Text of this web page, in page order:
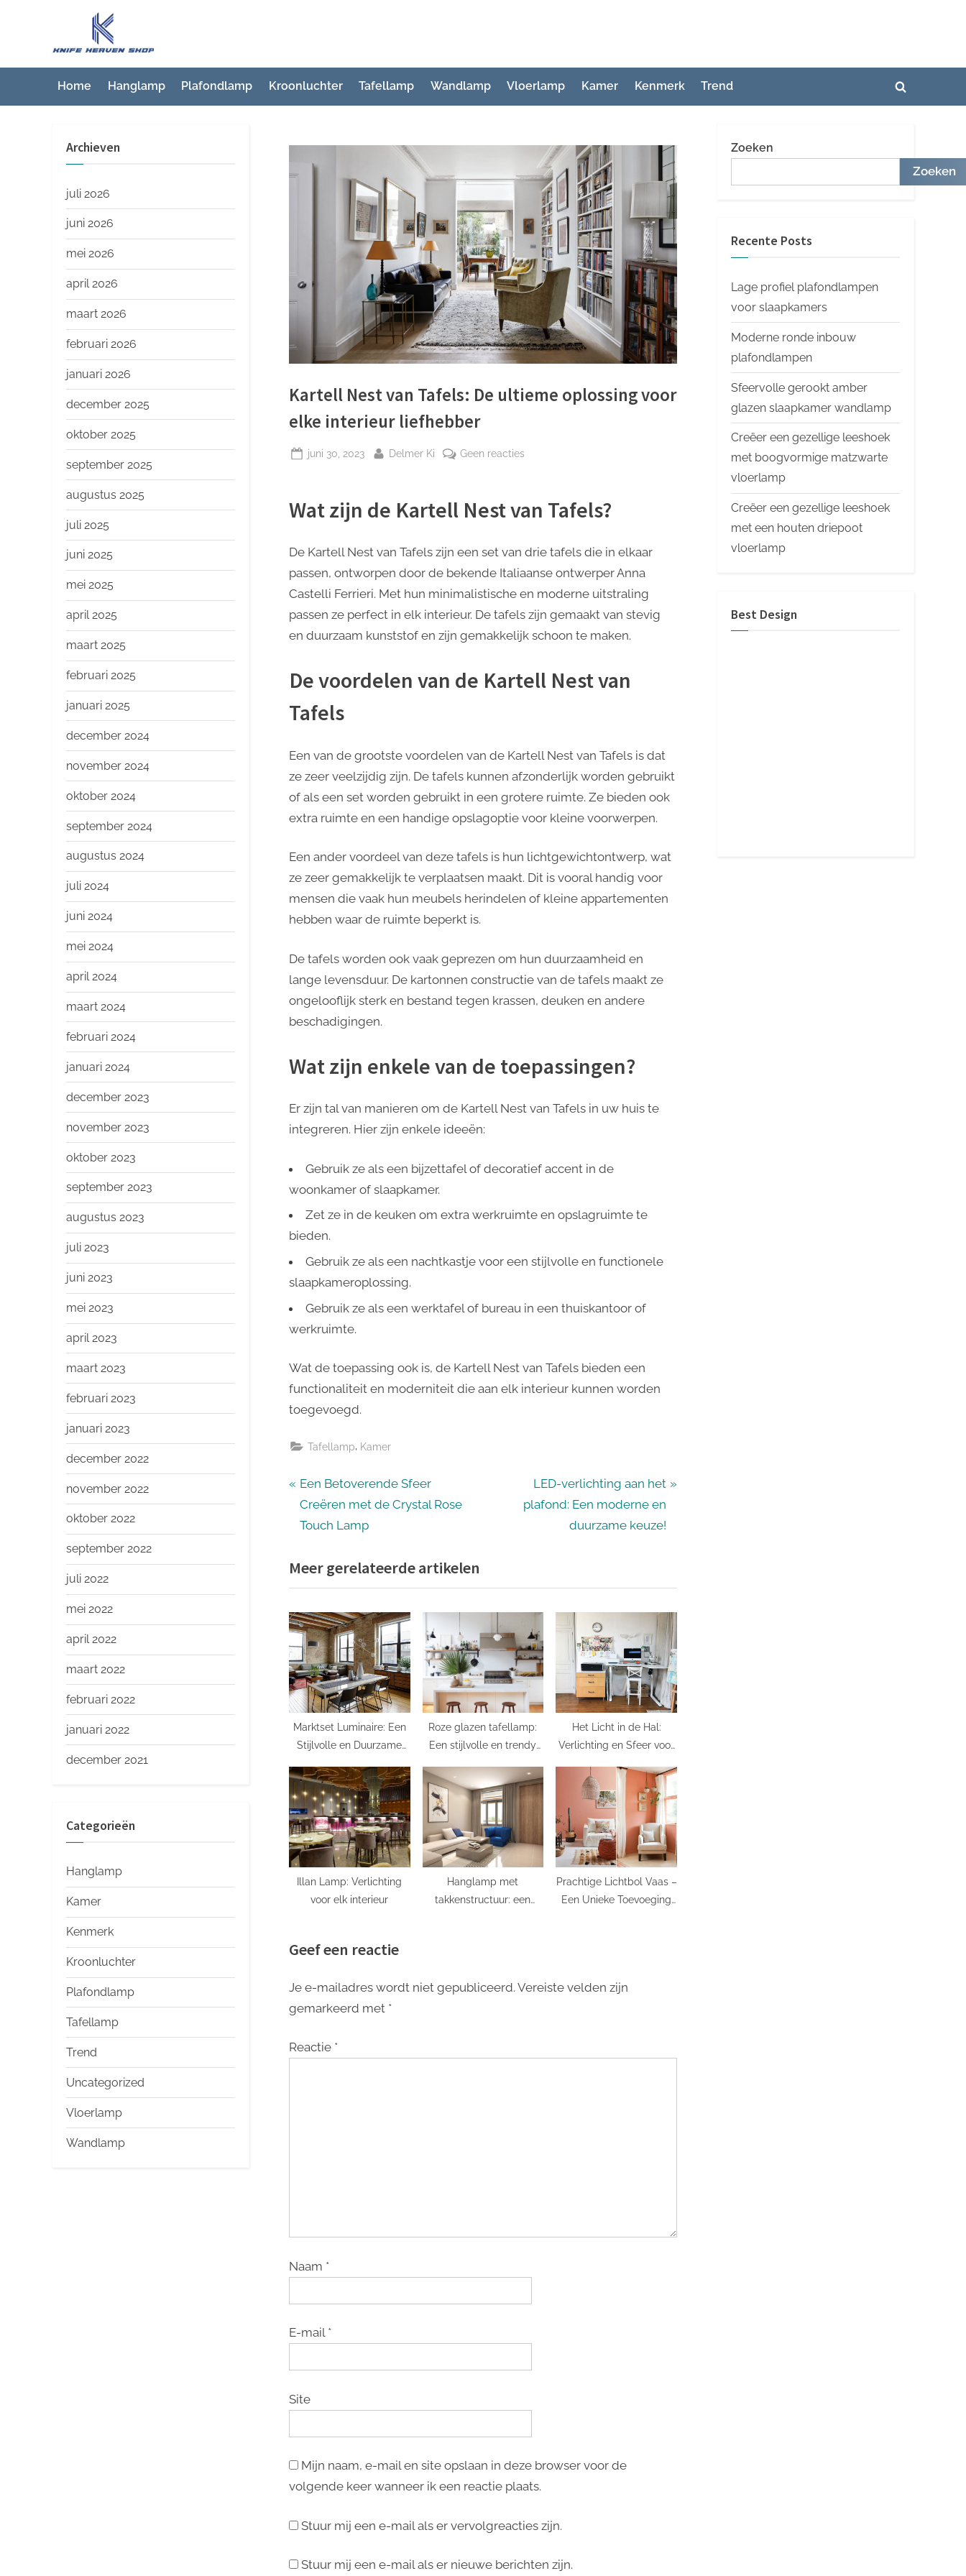
inhoud
K
n
i
f
e
h
Home Hanglamp Plafondlamp Kroonluchter Tafellamp Wandlamp Vloerlamp Kamer Kenmerk Trend
Toggle
Kartell Nest van Tafels: De ultieme oplossing voor
elke interieur liefhebber
Geplaatst
juni 30, 2023 Door
Delmer Ki Geen reacties
van
ultieme
oplossing
voor
elke
interieur
Wat zijn de Kartell Nest van Tafels?
De Kartell Nest van Tafels zijn een set van drie tafels die in elkaar
passen, ontworpen door de bekende Italiaanse ontwerper Anna
Castelli Ferrieri. Met hun minimalistische en moderne uitstraling
passen ze perfect in elk interieur. De tafels zijn gemaakt van stevig
en duurzaam kunststof en zijn gemakkelijk schoon te maken.
De voordelen van de Kartell Nest van
Tafels
Een van de grootste voordelen van de Kartell Nest van Tafels is dat
ze zeer veelzijdig zijn. De tafels kunnen afzonderlijk worden gebruikt
of als een set worden gebruikt in een grotere ruimte. Ze bieden ook
extra ruimte en een handige opslagoptie voor kleine voorwerpen.
Een ander voordeel van deze tafels is hun lichtgewichtontwerp, wat
ze zeer gemakkelijk te verplaatsen maakt. Dit is vooral handig voor
mensen die vaak hun meubels herindelen of kleine appartementen
hebben waar de ruimte beperkt is.
De tafels worden ook vaak geprezen om hun duurzaamheid en
lange levensduur. De kartonnen constructie van de tafels maakt ze
ongelooflijk sterk en bestand tegen krassen, deuken en andere
beschadigingen.
Wat zijn enkele van de toepassingen?
Er zijn tal van manieren om de Kartell Nest van Tafels in uw huis te
integreren. Hier zijn enkele ideeën:
Gebruik ze als een bijzettafel of decoratief accent in de
woonkamer of slaapkamer.
Zet ze in de keuken om extra werkruimte en opslagruimte te
bieden.
Gebruik ze als een nachtkastje voor een stijlvolle en functionele
slaapkameroplossing.
Gebruik ze als een werktafel of bureau in een thuiskantoor of
werkruimte.
Wat de toepassing ook is, de Kartell Nest van Tafels bieden een
functionaliteit en moderniteit die aan elk interieur kunnen worden
toegevoegd.
Tafellamp Kamer
Bericht
navigatie
P
r
e
i
o
s
P
o
s
t
:
Een Betoverende Sfeer
Creëren met de Crystal Rose
Touch Lamp
N
e
o
t
:
LED-verlichting aan het
plafond: Een moderne en
duurzame keuze!
Meer gerelateerde artikelen
Marktset Luminaire: Een
Stijlvolle en Duurzame
Roze glazen tafellamp:
Een stijlvolle en trendy
interieur
Het Licht in de Hal:
Verlichting en Sfeer voor
Illan Lamp: Verlichting
voor elk interieur
Hanglamp met
takkenstructuur: een
Prachtige Lichtbol Vaas –
Een Unieke Toevoeging
Geef een reactie
Je e-mailadres wordt niet gepubliceerd. Vereiste velden zijn
gemarkeerd met *
Reactie *
Naam *
E-mail *
Site
Mijn naam, e-mail en site opslaan in deze browser voor de
volgende keer wanneer ik een reactie plaats.
Stuur mij een e-mail als er vervolgreacties zijn.
Stuur mij een e-mail als er nieuwe berichten zijn.
Archieven
juli 2026
juni 2026
mei 2026
april 2026
maart 2026
februari 2026
januari 2026
december 2025
oktober 2025
september 2025
augustus 2025
juli 2025
juni 2025
mei 2025
april 2025
maart 2025
februari 2025
januari 2025
december 2024
november 2024
oktober 2024
september 2024
augustus 2024
juli 2024
juni 2024
mei 2024
april 2024
maart 2024
februari 2024
januari 2024
december 2023
november 2023
oktober 2023
september 2023
augustus 2023
juli 2023
juni 2023
mei 2023
april 2023
maart 2023
februari 2023
januari 2023
december 2022
november 2022
oktober 2022
september 2022
juli 2022
mei 2022
april 2022
maart 2022
februari 2022
januari 2022
december 2021
Categorieën
Hanglamp
Kamer
Kenmerk
Kroonluchter
Plafondlamp
Tafellamp
Trend
Uncategorized
Vloerlamp
Wandlamp
Zoeken
Zoeken
Recente Posts
Lage profiel plafondlampen
voor slaapkamers
Moderne ronde inbouw
plafondlampen
Sfeervolle gerookt amber
glazen slaapkamer wandlamp
Creëer een gezellige leeshoek
met boogvormige matzwarte
vloerlamp
Creëer een gezellige leeshoek
met een houten driepoot
vloerlamp
Best Design